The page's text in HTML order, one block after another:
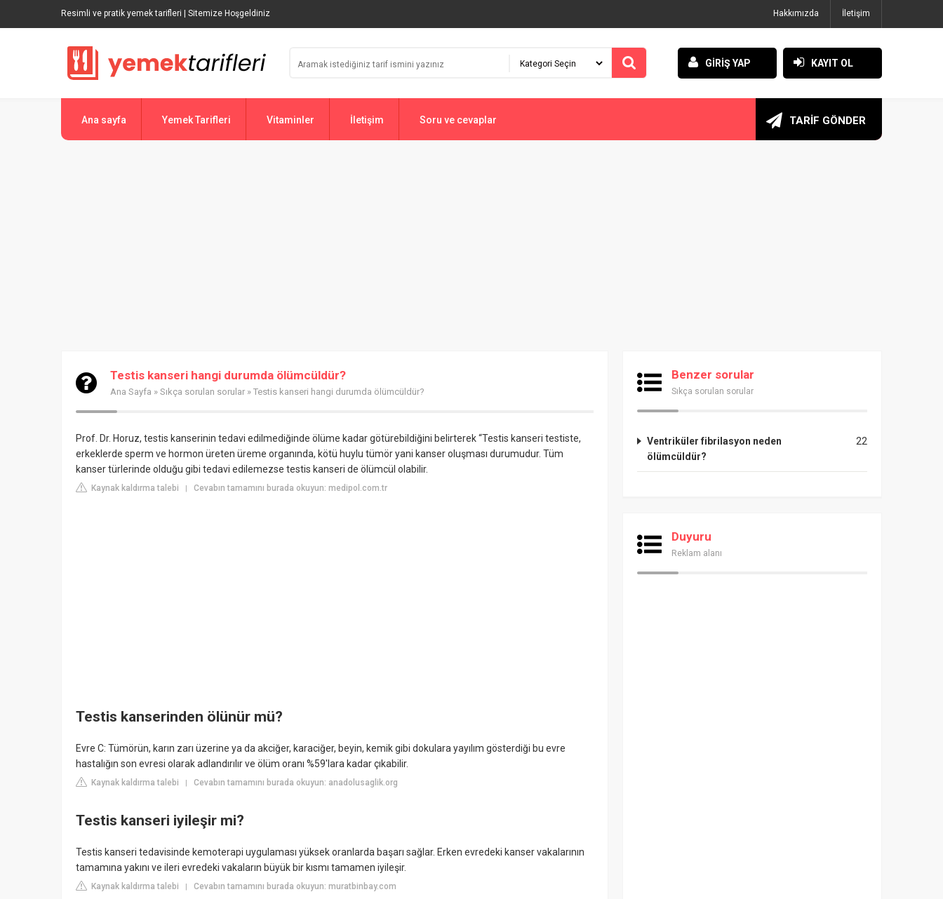
Resimli ve pratik yemek tarifleri | Sitemize Hoşgeldiniz Hakkımızda İletişim
GİRİŞ YAP KAYIT OL
Ana sayfa Yemek Tarifleri Vitaminler İletişim Soru ve cevaplar TARİF GÖNDER
Testis kanseri hangi durumda ölümcüldür?
Ana Sayfa » Sıkça sorulan sorular » Testis kanseri hangi durumda ölümcüldür?
Prof. Dr. Horuz, testis kanserinin tedavi edilmediğinde ölüme kadar götürebildiğini belirterek “Testis kanseri testiste,
erkeklerde sperm ve hormon üreten üreme organında, kötü huylu tümör yani kanser oluşması durumudur. Tüm
kanser türlerinde olduğu gibi tedavi edilemezse testis kanseri de ölümcül olabilir.
Kaynak kaldırma talebi | Cevabın tamamını burada okuyun: medipol.com.tr
Testis kanserinden ölünür mü?
Evre C: Tümörün, karın zarı üzerine ya da akciğer, karaciğer, beyin, kemik gibi dokulara yayılım gösterdiği bu evre
hastalığın son evresi olarak adlandırılır ve ölüm oranı %59'lara kadar çıkabilir.
Kaynak kaldırma talebi Cevabın tamamını burada okuyun: anadolusaglik.org
Testis kanseri iyileşir mi?
Testis kanseri tedavisinde kemoterapi uygulaması yüksek oranlarda başarı sağlar. Erken evredeki kanser vakalarının
tamamına yakını ve ileri evredeki vakaların büyük bir kısmı tamamen iyileşir.
Kaynak kaldırma talebi Cevabın tamamını burada okuyun: muratbinbay.com
Benzer sorular
Sıkça sorulan sorular
22
Ventriküler fibrilasyon neden
ölümcüldür?
Duyuru
Reklam alanı